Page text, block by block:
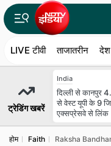
LIVE टीवी ताजातरीन देश
ट्रेडिंग खबरें
India
दिल्ली से कानपुर
से वेस्ट यूपी के 9
एक्सप्रेसवे से लिंक
होम Faith Raksha Bandhan